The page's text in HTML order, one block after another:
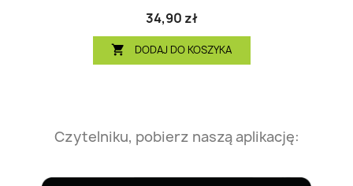
34,90 zł
 DODAJ DO KOSZYKA
Czytelniku, pobierz naszą aplikację: